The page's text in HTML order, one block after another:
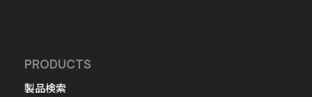
PRODUCTS
製品検索